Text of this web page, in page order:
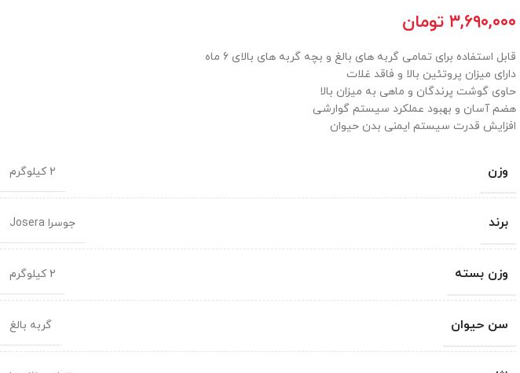
۳,۶۹۰,۰۰۰ تومان
قابل استفاده برای تمامی گربه های بالغ و بچه گربه های بالای 6 ماه
دارای میزان پروتئین بالا و فاقد غلات
حاوی گوشت پرندگان و ماهی به میزان بالا
هضم آسان و بهبود عملکرد سیستم گوارشی
افزایش قدرت سیستم ایمنی بدن حیوان
وزن 2 کیلوگرم
برند جوسرا Josera
وزن بسته 2 کیلوگرم
سن حیوان گربه بالغ